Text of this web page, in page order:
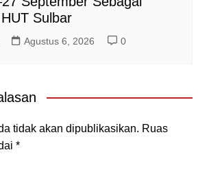
Sulbar
Agustus 6, 2026 0
tidak akan dipublikasikan. Ruas
*